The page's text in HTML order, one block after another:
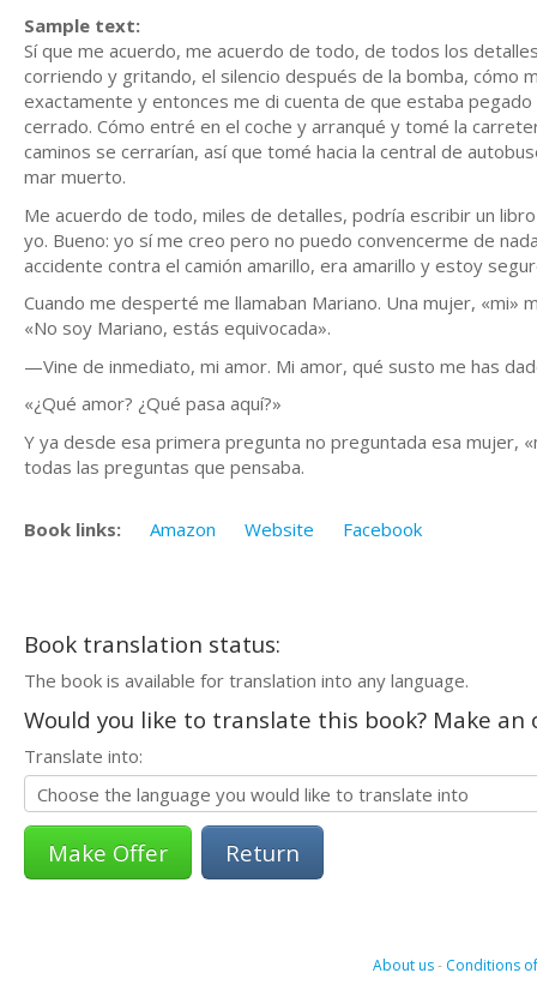
Sample text:
Sí que me acuerdo, me acuerdo de todo, de todos los
corriendo y gritando, el silencio después de la bomba,
exactamente y entonces me di cuenta de que estaba
cerrado. Cómo entré en el coche y arranqué y tomé la
caminos se cerrarían, así que tomé hacia la central de
mar muerto.
Me acuerdo de todo, miles de detalles, podría escribir un
yo. Bueno: yo sí me creo pero no puedo convencerme de
accidente contra el camión amarillo, era amarillo y estoy
Cuando me desperté me llamaban Mariano. Una mujer,
«No soy Mariano, estás equivocada».
—Vine de inmediato, mi amor. Mi amor, qué susto me has
«¿Qué amor? ¿Qué pasa aquí?»
Y ya desde esa primera pregunta no preguntada esa mujer,
todas las preguntas que pensaba.
Book links: Amazon Website Facebook
Book translation status:
The book is available for translation into any language.
Would you like to translate this book? Make
Translate into:
Return
About us- Conditions